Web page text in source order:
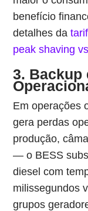
benefício
detalhes da
peak shaving
3. Backup
Em operações
gera perdas
produção,
— o BESS
diesel com
milissegundos
grupos